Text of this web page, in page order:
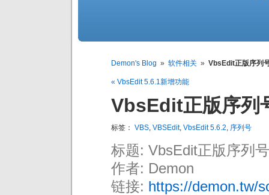
Demon's Blog » 软件相关 » VbsEdit正版序列
« VbsEdit 5.6.1新增功能
VbsEdit正版序列
标签： VBS, VBSEdit, VbsEdit 5.6.2, 序列号
标题: VbsEdit正版序列号
作者: Demon
链接: https://demon.tw/